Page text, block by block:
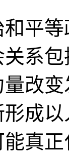
和平
系
改
成
真